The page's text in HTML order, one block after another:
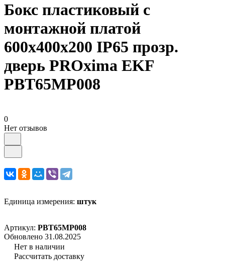
Бокс пластиковый с
монтажной платой
600х400х200 IP65 прозр.
дверь PROxima EKF
PBT65MP008
0
Нет отзывов
Единица измерения: штук
Артикул: PBT65MP008
Обновлено 31.08.2025
Нет в наличии
Рассчитать доставку